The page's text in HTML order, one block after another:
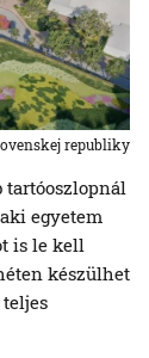
republiky
egyetem
is le kell
készülhet